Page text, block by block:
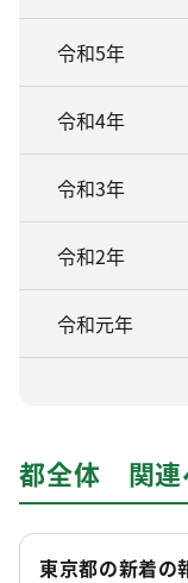
令和5年
令和4年
令和3年
令和2年
令和元年
都全体 関連
東京都の新着の